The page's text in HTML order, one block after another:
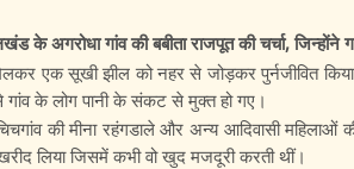
के अगरोधा गांव की बबीता राजपूत की चर्चा, जिन्होंने
एक सूखी झील को नहर से जोड़कर पुर्नजीवित
गांव के लोग पानी के संकट से मुक्त हो गए।
की मीना रहंगडाले और अन्य आदिवासी
लिया जिसमें कभी वो खुद मजदूरी करती थीं।